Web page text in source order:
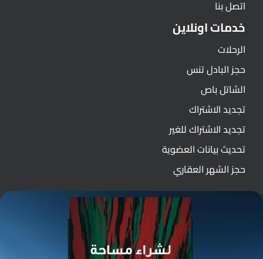
اتصل بنا
خدمات اونلاين
الرحلات
حجز البادل تنس
الشاتل باص
تجديد الاشتراك
تجديد الاشتراك للغير
تحديث بيانات العضوية
حجز الشهر العقاري